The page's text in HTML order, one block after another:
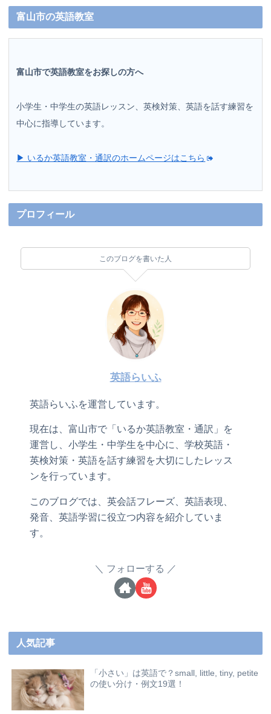
富山市の英語教室
富山市で英語教室をお探しの方へ
小学生・中学生の英語レッスン、英検対策、英語を話す練習を
中心に指導しています。
▶ いるか英語教室・通訳のホームページはこちら
プロフィール
このブログを書いた人
英語らいふ
英語らいふを運営しています。
現在は、富山市で「いるか英語教室・通訳」を
運営し、小学生・中学生を中心に、学校英語・
英検対策・英語を話す練習を大切にしたレッス
ンを行っています。
このブログでは、英会話フレーズ、英語表現、
発音、英語学習に役立つ内容を紹介していま
す。
フォローする
人気記事
「小さい」は英語で？small, little, tiny, petite
の使い分け・例文19選！